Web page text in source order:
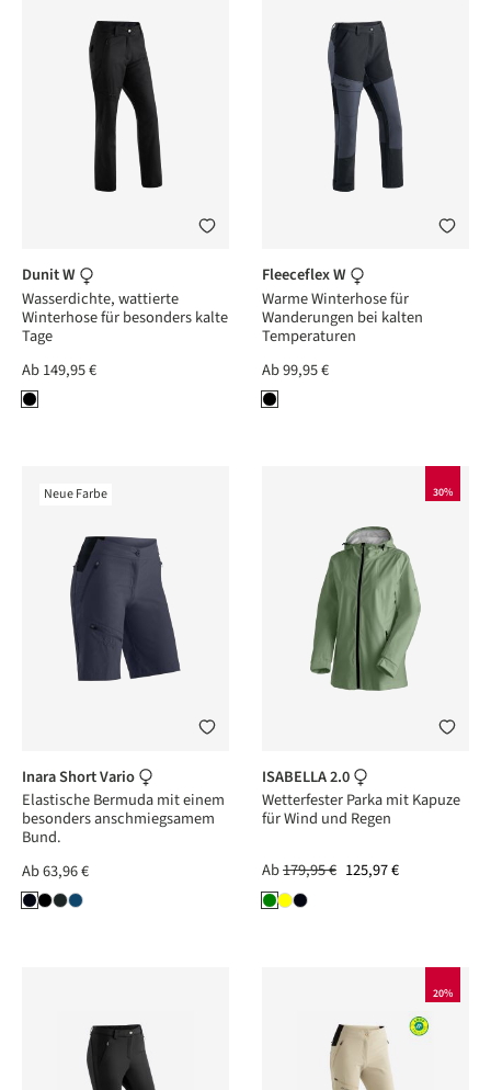
Dunit W
Wasserdichte, wattierte
Winterhose für besonders kalte
Tage
Ab149,95 €
Fleeceflex W
Warme Winterhose für
Wanderungen bei kalten
Temperaturen
Ab99,95 €
Neue Farbe
Inara Short Vario
Elastische Bermuda mit einem
besonders anschmiegsamem
Bund.
Ab63,96 €
30%
ISABELLA 2.0
Wetterfester Parka mit Kapuze
für Wind und Regen
Ab179,95 € 125,97 €
20%